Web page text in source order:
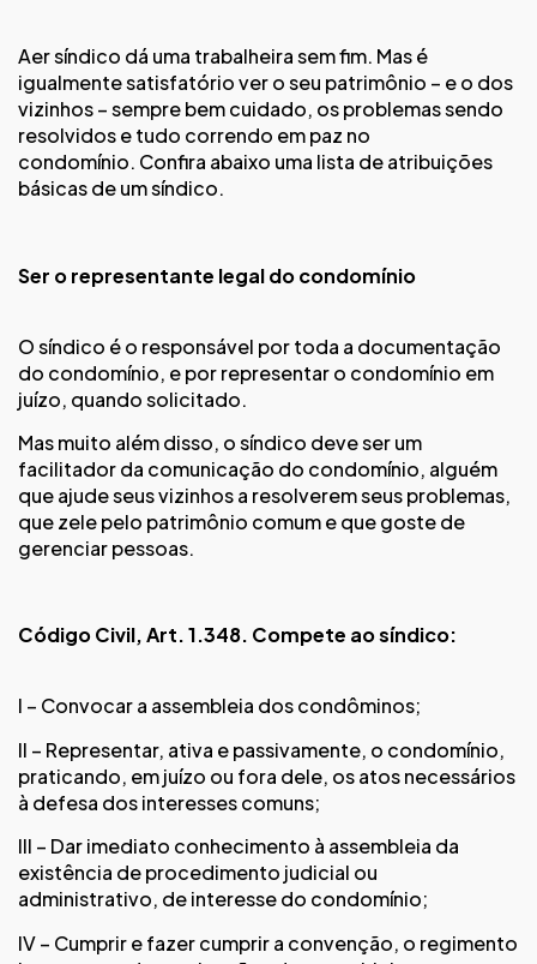
Aer síndico dá uma trabalheira sem fim. Mas é
igualmente satisfatório ver o seu patrimônio – e o dos
vizinhos – sempre bem cuidado, os problemas sendo
resolvidos e tudo correndo em paz no
condomínio. Confira abaixo uma lista de atribuições
básicas de um síndico.
Ser o representante legal do condomínio
O síndico é o responsável por toda a documentação
do condomínio, e por representar o condomínio em
juízo, quando solicitado.
Mas muito além disso, o síndico deve ser um
facilitador da comunicação do condomínio, alguém
que ajude seus vizinhos a resolverem seus problemas,
que zele pelo patrimônio comum e que goste de
gerenciar pessoas.
Código Civil, Art. 1.348. Compete ao síndico:
I – Convocar a assembleia dos condôminos;
II – Representar, ativa e passivamente, o condomínio,
praticando, em juízo ou fora dele, os atos necessários
à defesa dos interesses comuns;
III – Dar imediato conhecimento à assembleia da
existência de procedimento judicial ou
administrativo, de interesse do condomínio;
IV – Cumprir e fazer cumprir a convenção, o regimento